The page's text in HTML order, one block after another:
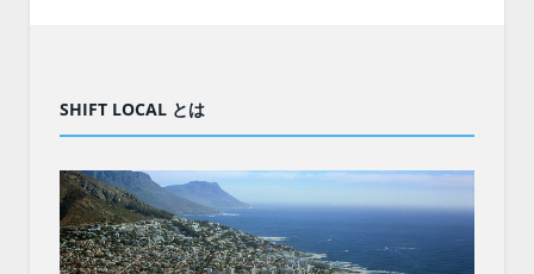
SHIFT LOCAL とは